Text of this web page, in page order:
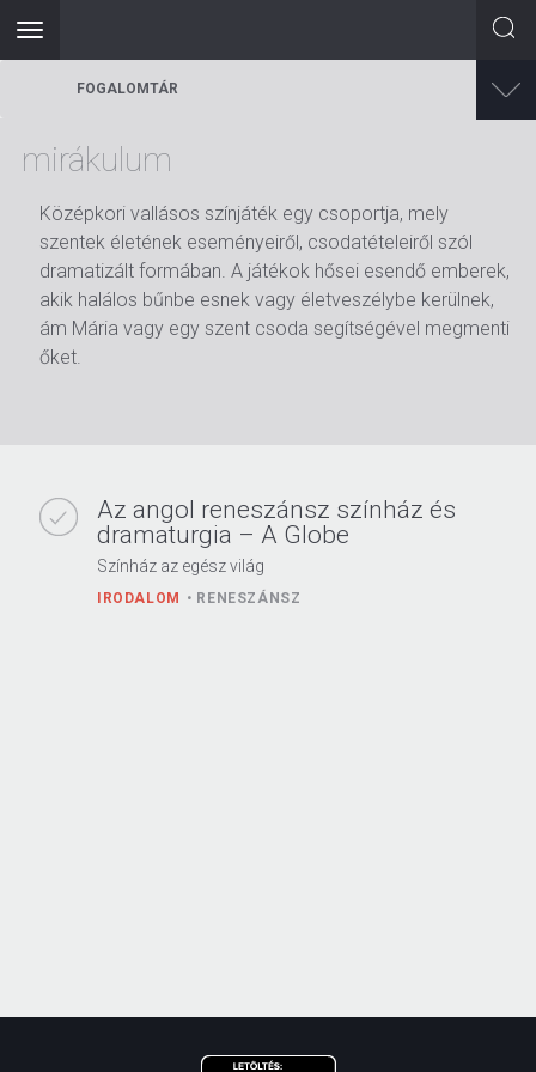
Toggle
navigation
FOGALOMTÁR
mirákulum
Középkori vallásos színjáték egy csoportja, mely
szentek életének eseményeiről, csodatételeiről szól
dramatizált formában. A játékok hősei esendő emberek,
akik halálos bűnbe esnek vagy életveszélybe kerülnek,
ám Mária vagy egy szent csoda segítségével megmenti
őket.
Az angol reneszánsz színház és
dramaturgia – A Globe
Színház az egész világ
IRODALOM RENESZÁNSZ